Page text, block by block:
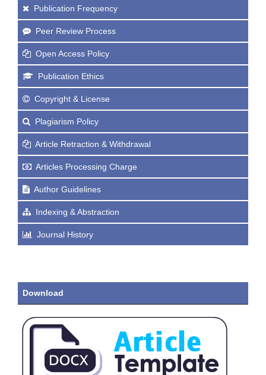
Publication Frequency
Peer Review Process
Open Access Policy
Publication Ethics
Copyright & License
Plagiarism Policy
Article Retraction & Withdrawal
Articles Processing Charge
Author Guidelines
Indexing & Abstraction
Journal History
Download